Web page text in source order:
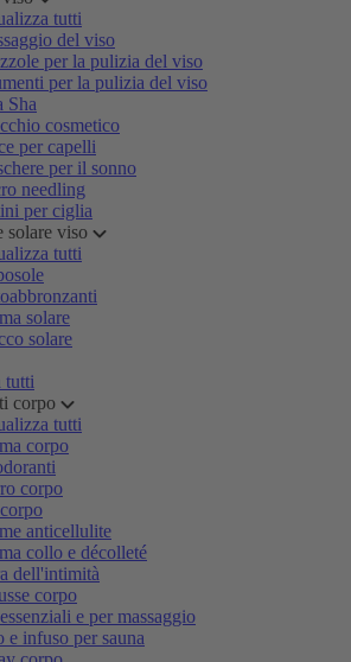
tutti
del viso
per la pulizia del viso
per la pulizia del viso
Sha
cosmetico
per capelli
per il sonno
needling
per ciglia
solare viso
tutti
solare
solare
tutti
corpo
tutti
corpo
corpo
anticellulite
collo e décolleté
dell'intimità
corpo
e per massaggio
e infuso per sauna